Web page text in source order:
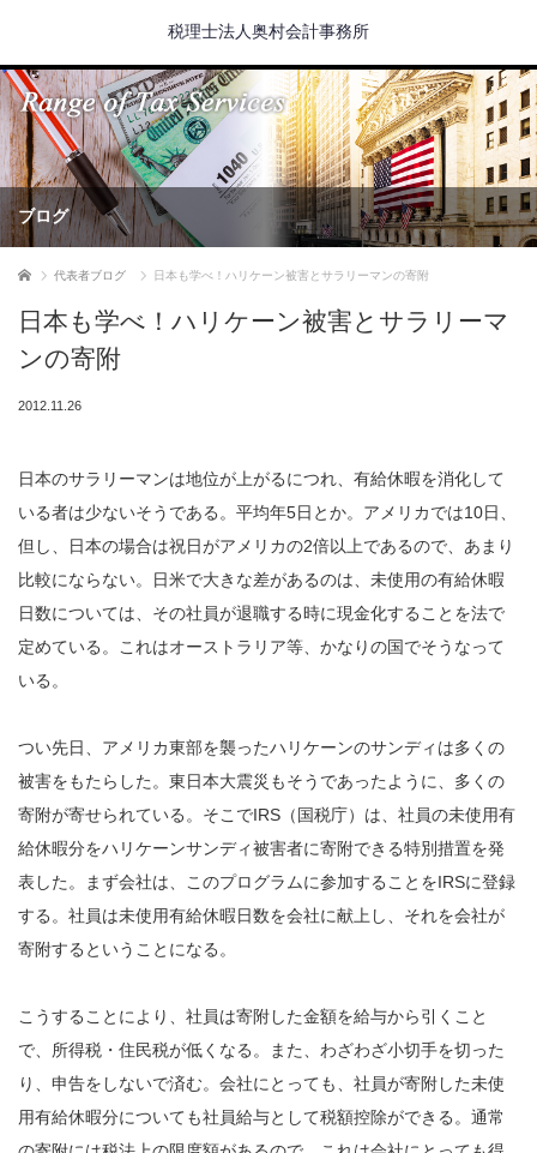
税理士法人奥村会計事務所
ブログ
ホーム 代表者ブログ 日本も学べ！ハリケーン被害とサラリーマンの寄附
日本も学べ！ハリケーン被害とサラリーマ
ンの寄附
2012.11.26
日本のサラリーマンは地位が上がるにつれ、有給休暇を消化して
いる者は少ないそうである。平均年5日とか。アメリカでは10日、
但し、日本の場合は祝日がアメリカの2倍以上であるので、あまり
比較にならない。日米で大きな差があるのは、未使用の有給休暇
日数については、その社員が退職する時に現金化することを法で
定めている。これはオーストラリア等、かなりの国でそうなって
いる。
つい先日、アメリカ東部を襲ったハリケーンのサンディは多くの
被害をもたらした。東日本大震災もそうであったように、多くの
寄附が寄せられている。そこでIRS（国税庁）は、社員の未使用有
給休暇分をハリケーンサンディ被害者に寄附できる特別措置を発
表した。まず会社は、このプログラムに参加することをIRSに登録
する。社員は未使用有給休暇日数を会社に献上し、それを会社が
寄附するということになる。
こうすることにより、社員は寄附した金額を給与から引くこと
で、所得税・住民税が低くなる。また、わざわざ小切手を切った
り、申告をしないで済む。会社にとっても、社員が寄附した未使
用有給休暇分についても社員給与として税額控除ができる。通常